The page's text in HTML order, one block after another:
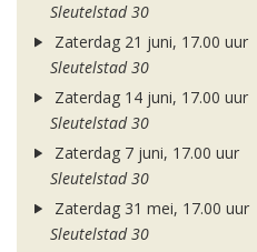
Sleutelstad 30
Zaterdag 21 juni, 17.00 uur
Sleutelstad 30
Zaterdag 14 juni, 17.00 uur
Sleutelstad 30
Zaterdag 7 juni, 17.00 uur
Sleutelstad 30
Zaterdag 31 mei, 17.00 uur
Sleutelstad 30